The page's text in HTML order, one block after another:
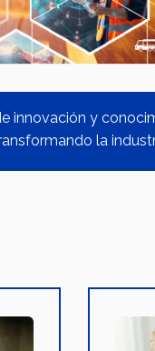
innovación y
la